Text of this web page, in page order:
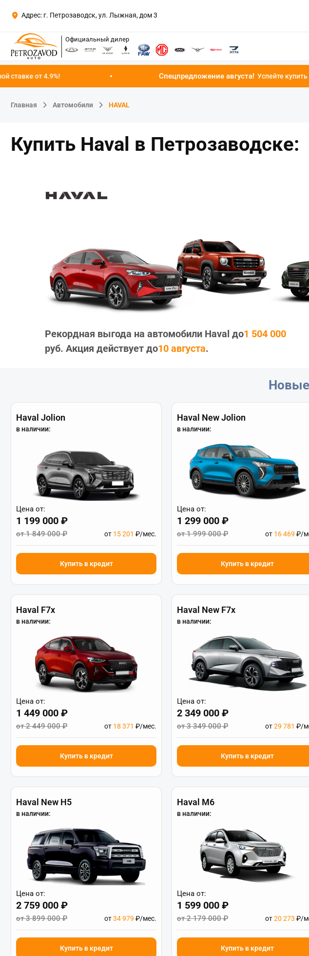
Адрес: г. Петрозаводск, ул. Лыжная, дом 3
Официальный дилер
Спецпредложение августа!Успейте купить автомобиль по
Главная Автомобили HAVAL
Купить Haval в Петрозаводске:
Рекордная выгода на автомобили Haval до1 504 000
руб. Акция действует до10 августа.
Haval Jolion
в наличии:
Цена от:
1 199 000 ₽
от 1 849 000 ₽ от 15 201 ₽/мес.
Купить в кредит
Haval New Jolion
в наличии:
Цена от:
1 299 000 ₽
от 1 999 000 ₽ от 16 469 ₽/
Купить в кредит
Haval F7x
в наличии:
Цена от:
1 449 000 ₽
от 2 449 000 ₽ от 18 371 ₽/мес.
Купить в кредит
Haval New F7x
в наличии:
Цена от:
2 349 000 ₽
от 3 349 000 ₽ от29 781 ₽/
Купить в кредит
Haval New H5
в наличии:
Цена от:
2 759 000 ₽
от 3 899 000 ₽ от34 979 ₽/мес.
Купить в кредит
Haval M6
в наличии:
Цена от:
1 599 000 ₽
от 2 179 000 ₽ от20 273 ₽/
Купить в кредит